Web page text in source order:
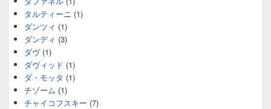
タルティーニ (1)
ダンツィ (1)
ダンディ (3)
ダヴ(1)
ダヴィッド (1)
ダ・モッタ (1)
チゾーム (1)
チャイコフスキー (7)